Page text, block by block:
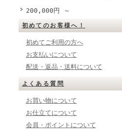
200,000円 ～
初めてのお客様へ！
初めてご利用の方へ
お支払いについて
配送・返品・送料について
よくある質問
お買い物について
お仕立てについて
会員・ポイントについて